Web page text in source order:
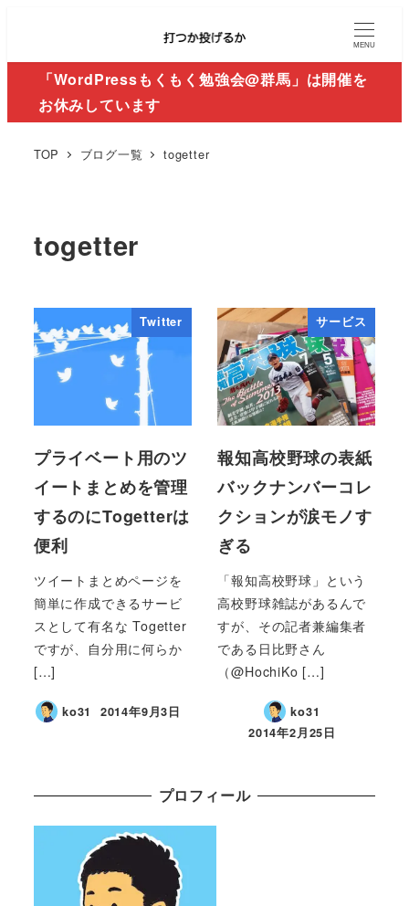
MENU
「WordPressもくもく勉強会@群馬」は開催を
お休みしています
TOP ブログ一覧 togetter
togetter
Twitter
プライベート用のツ
イートまとめを管理
するのにTogetterは
便利
ツイートまとめページを
簡単に作成できるサービ
スとして有名な Togetter
ですが、自分用に何らか
[…]
ko31 2014年9月3日
サービス
報知高校野球の表紙
バックナンバーコレ
クションが涙モノす
ぎる
「報知高校野球」という
高校野球雑誌があるんで
すが、その記者兼編集者
である日比野さん
（@HochiKo […]
ko31
2014年2月25日
プロフィール